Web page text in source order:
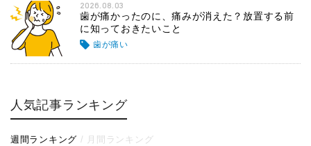
2026.08.03
歯が痛かったのに、痛みが消えた？放置する前
に知っておきたいこと
歯が痛い
人気記事ランキング
週間ランキング 月間ランキング